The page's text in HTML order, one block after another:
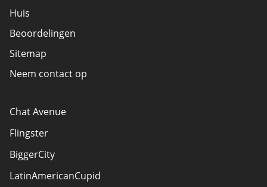
Huis
Beoordelingen
Sitemap
Neem contact op
Chat Avenue
Flingster
BiggerCity
LatinAmericanCupid